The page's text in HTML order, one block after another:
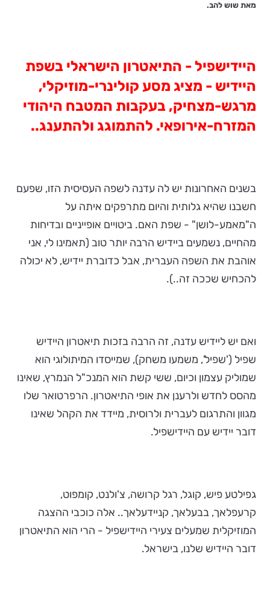
מאת שוש להב.
היידישפיל - התיאטרון הישראלי בשפת
היידיש - מציג מסע קולינרי-מוזיקלי,
מרגש-מצחיק, בעקבות המטבח היהודי
המזרח-אירופאי. להתמוגג ולהתענג..
בשנים האחרונות יש לה עדנה לשפה העסיסית הזו, שפעם
חשבנו שהיא גלותית והיום מתרפקים איתה על
ה"מאמע-לושן" - שפת האם. ביטויים אופייניים ובדיחות
מהחיים, נשמעים ביידיש הרבה יותר טוב (תאמינו לי, אני
אוהבת את השפה העברית, אבל כדוברת יידיש, לא יכולה
להכחיש שככה זה..).
ואם יש ליידיש עדנה, זה הרבה בזכות תיאטרון היידיש
שפיל ('שפיל', משמעו משחק), שמייסדו המיתולוגי הוא
שמוליק עצמון וכיום, ששי קשת הוא המנכ"ל הנמרץ, שאינו
מהסס לחדש ולרענן את אופי התיאטרון. הרפרטואר שלו
מגוון והתרגום לעברית ולרוסית, מיידד את הקהל שאינו
דובר יידיש עם היידישפיל.
גפילטע פיש, קוגל, רגל קרושה, צ'ולנט, קומפוט,
קרעפלאך, בבעלאך, קניידעלאך.. אלה כוכבי ההצגה
המוזיקלית שמעלים צעירי היידישפיל - הרי הוא התיאטרון
דובר היידיש שלנו, בישראל.